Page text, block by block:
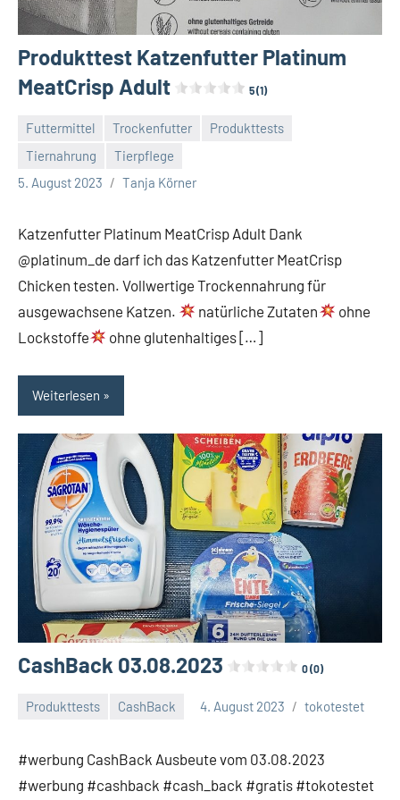
Produkttest Katzenfutter Platinum
MeatCrisp Adult
5 (1)
Futtermittel Trockenfutter
Produkttests
Tiernahrung
Tierpflege
5. August 2023
Tanja Körner
Keine
Kommentare
Katzenfutter Platinum MeatCrisp Adult Dank
@platinum_de darf ich das Katzenfutter MeatCrisp
Chicken testen. Vollwertige Trockennahrung für
ausgewachsene Katzen.
natürliche Zutaten
ohne
Lockstoffe
ohne glutenhaltiges […]
Weiterlesen
CashBack 03.08.2023 0 (0)
Produkttests CashBack 4. August 2023 tokotestet
#werbung CashBack Ausbeute vom 03.08.2023
#werbung #cashback #cash_back #gratis #tokotestet